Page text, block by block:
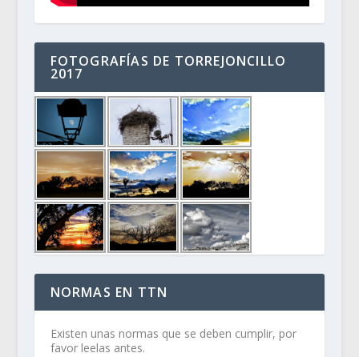
FOTOGRAFÍAS DE TORREJONCILLO
2017
NORMAS EN TTN
Existen unas normas que se deben cumplir, por
favor leelas antes.